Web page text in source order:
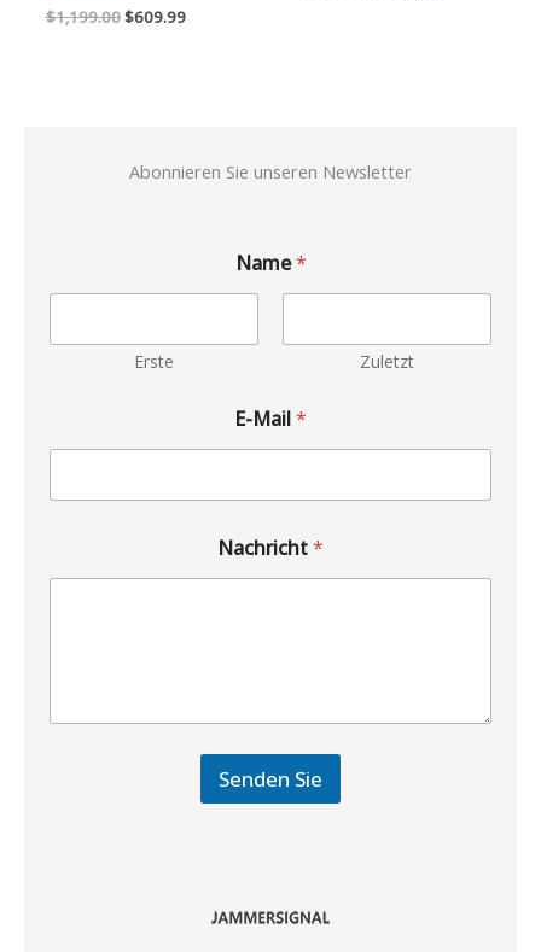
$1,199.00$609.99
Abonnieren Sie unseren Newsletter
Name*
Erste Zuletzt
E-Mail*
Nachricht*
Senden Sie